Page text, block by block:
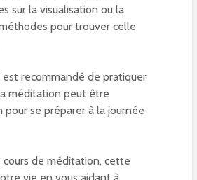
sur la visualisation ou la
pour trouver celle
est recommandé de pratiquer
méditation peut être
se préparer à la journée
cours de méditation, cette